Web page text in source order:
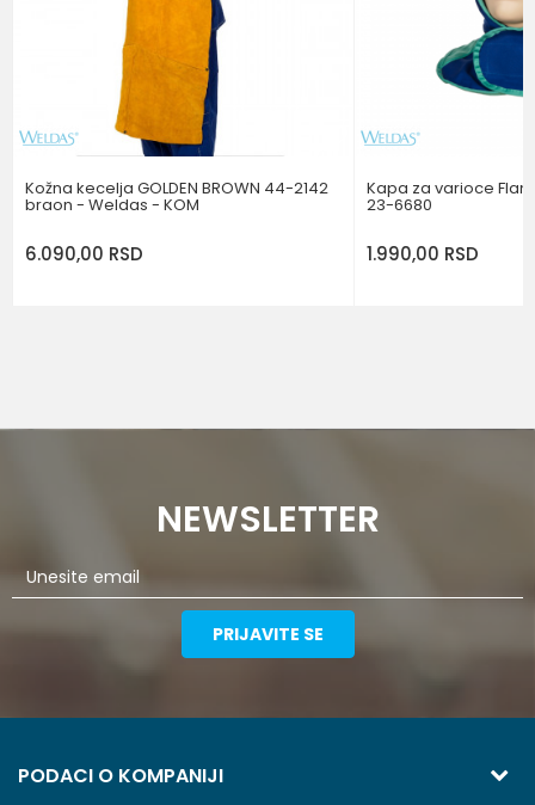
Kožna kecelja GOLDEN BROWN 44-2142
braon - Weldas - KOM
6.090,00 RSD
Kapa za varioce
23-6680
1.990,00 RSD
NEWSLETTER
PRIJAVITE SE
PODACI O KOMPANIJI